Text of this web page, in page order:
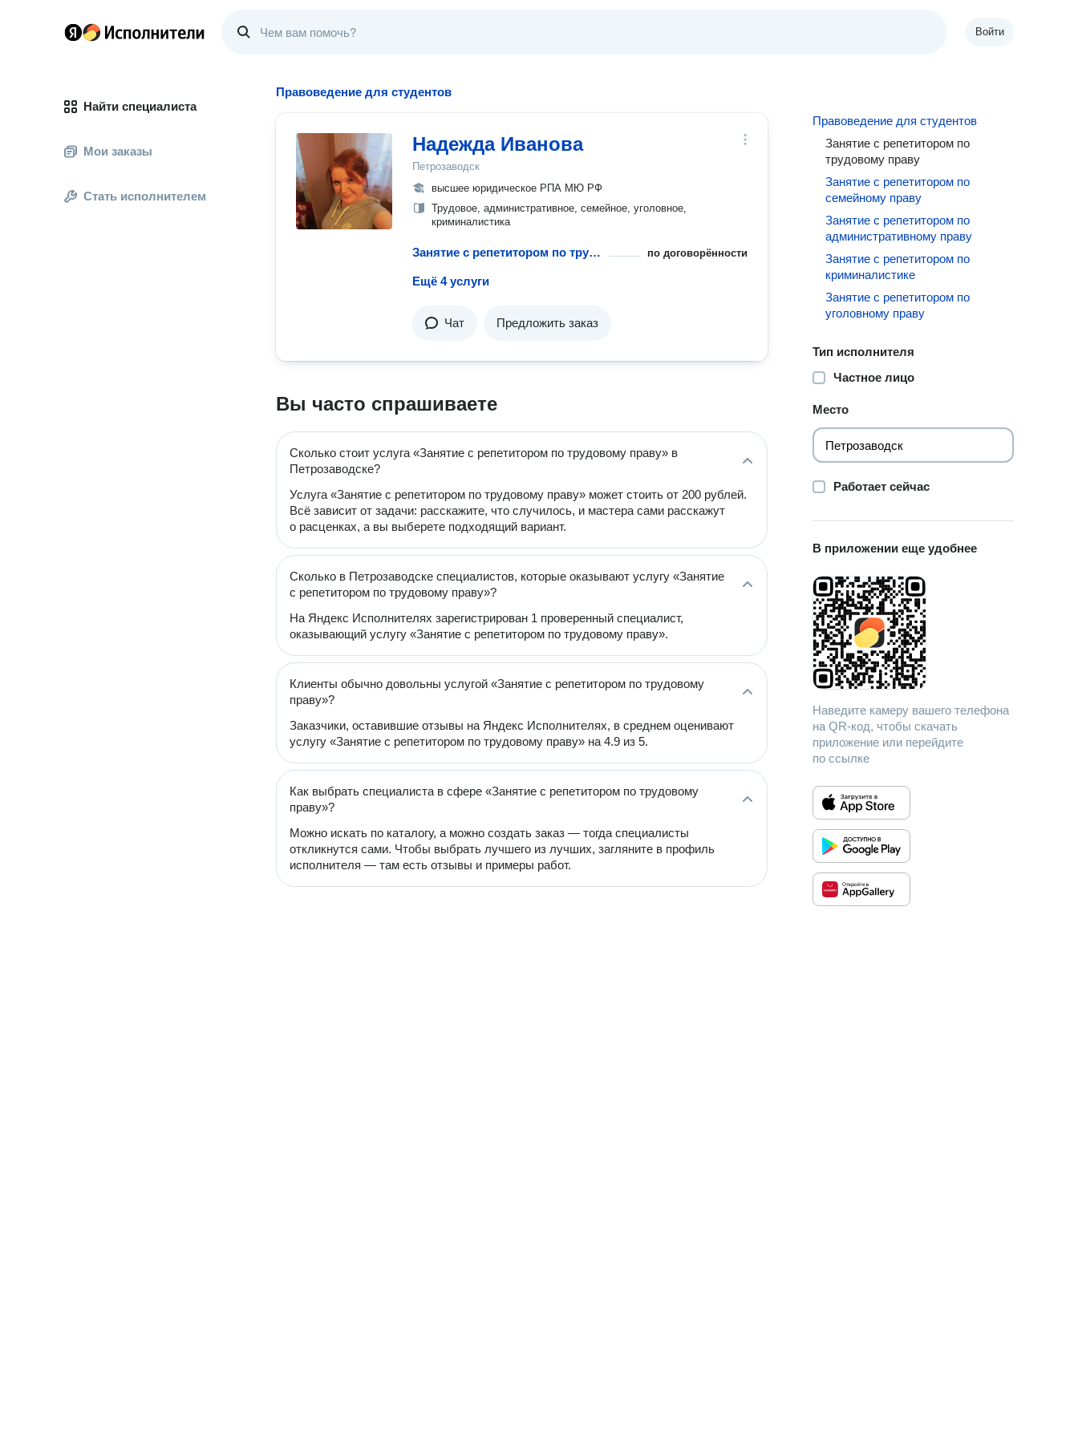
Войти
Найти специалиста
Мои заказы
Стать исполнителем
Правоведение для студентов
Надежда Иванова
Петрозаводск
высшее юридическое РПА МЮ РФ
Трудовое, административное, семейное, уголовное,
криминалистика
Занятие с репетитором по трудовому праву по договорённости
Ещё 4 услуги
Чат Предложить заказ
Вы часто спрашиваете
Сколько стоит услуга «Занятие с репетитором по трудовому праву» в
Петрозаводске?
Услуга «Занятие с репетитором по трудовому праву» может стоить от 200 рублей.
Всё зависит от задачи: расскажите, что случилось, и мастера сами расскажут
о расценках, а вы выберете подходящий вариант.
Сколько в Петрозаводске специалистов, которые оказывают услугу «Занятие
с репетитором по трудовому праву»?
На Яндекс Исполнителях зарегистрирован 1 проверенный специалист,
оказывающий услугу «Занятие с репетитором по трудовому праву».
Клиенты обычно довольны услугой «Занятие с репетитором по трудовому
праву»?
Заказчики, оставившие отзывы на Яндекс Исполнителях, в среднем оценивают
услугу «Занятие с репетитором по трудовому праву» на 4.9 из 5.
Как выбрать специалиста в сфере «Занятие с репетитором по трудовому
праву»?
Можно искать по каталогу, а можно создать заказ — тогда специалисты
откликнутся сами. Чтобы выбрать лучшего из лучших, загляните в профиль
исполнителя — там есть отзывы и примеры работ.
Правоведение для студентов
Занятие с репетитором по
трудовому праву
Занятие с репетитором по
семейному праву
Занятие с репетитором по
административному праву
Занятие с репетитором по
криминалистике
Занятие с репетитором по
уголовному праву
Тип исполнителя
Частное лицо
Место
Работает сейчас
В приложении еще удобнее
Наведите камеру вашего телефона
на QR-код, чтобы скачать
приложение или перейдите
по ссылке